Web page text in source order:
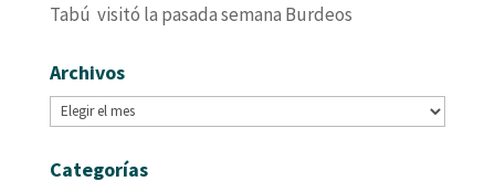
Tabú visitó la pasada semana Burdeos
Archivos
Archivos
Categorías